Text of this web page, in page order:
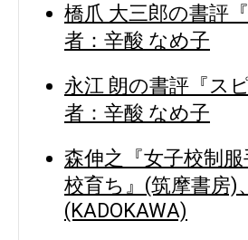
橋爪 大三郎の書評
者：辛酸 なめ子
永江 朗の書評『ス
者：辛酸 なめ子
森伸之『女子校制
校育ち』(筑摩書房)
(KADOKAWA)